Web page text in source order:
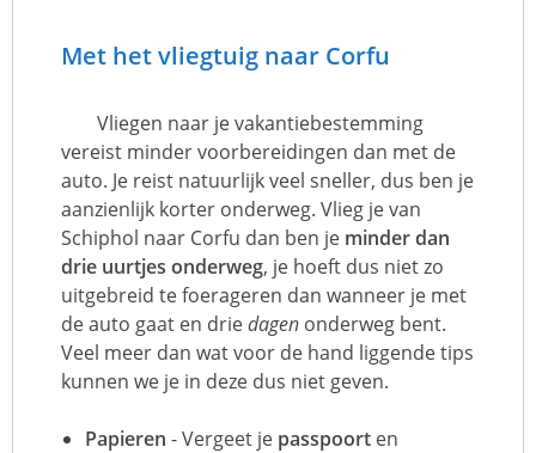
Met het vliegtuig naar Corfu
Vliegen naar je vakantiebestemming
vereist minder voorbereidingen dan met de
auto. Je reist natuurlijk veel sneller, dus ben je
aanzienlijk korter onderweg. Vlieg je van
Schiphol naar Corfu dan ben je minder dan
drie uurtjes onderweg, je hoeft dus niet zo
uitgebreid te foerageren dan wanneer je met
de auto gaat en driedagen onderweg bent.
Veel meer dan wat voor de hand liggende tips
kunnen we je in deze dus niet geven.
Papieren - Vergeet je passpoort en